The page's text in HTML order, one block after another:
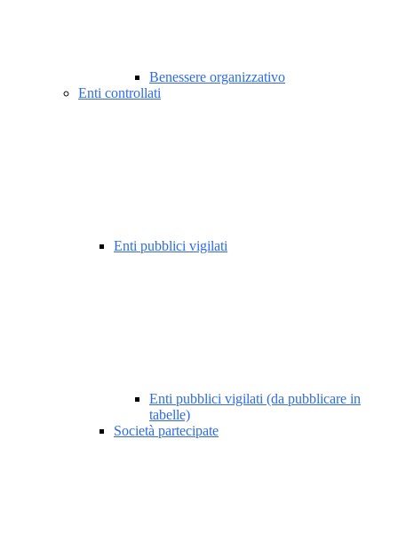
Benessere organizzativo
Enti controllati
Enti pubblici vigilati
Enti pubblici vigilati (da pubblicare in
tabelle)
Società partecipate